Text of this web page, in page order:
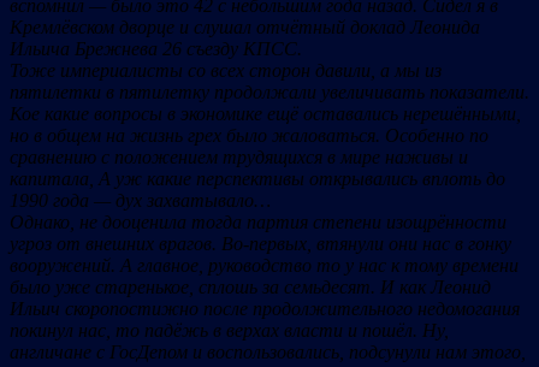
вспомнил — было это 42 с небольшим года назад. Сидел я в
Кремлёвском дворце и слушал отчётный доклад Леонида
Ильича Брежнева 26 съезду КПСС.
Тоже империалисты со всех сторон давили, а мы из
пятилетки в пятилетку продолжали увеличивать показатели.
Кое какие вопросы в экономике ещё оставались нерешёнными,
но в общем на жизнь грех было жаловаться. Особенно по
сравнению с положением трудящихся в мире наживы и
капитала, А уж какие перспективы открывались вплоть до
1990 года — дух захватывало…
Однако, не дооценила тогда партия степени изощрённости
угроз от внешних врагов. Во-первых, втянули они нас в гонку
вооружений. А главное, руководство то у нас к тому времени
было уже старенькое, сплошь за семьдесят. И как Леонид
Ильич скоропостижно после продолжительного недомогания
покинул нас, то падёжь в верхах власти и пошёл. Ну,
англичане с ГосДепом и воспользовались, подсунули нам этого,